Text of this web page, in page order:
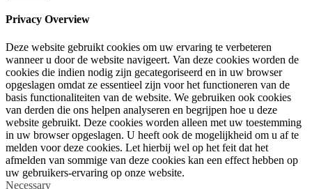
Privacy Overview
Deze website gebruikt cookies om uw ervaring te verbeteren
wanneer u door de website navigeert. Van deze cookies worden de
cookies die indien nodig zijn gecategoriseerd en in uw browser
opgeslagen omdat ze essentieel zijn voor het functioneren van de
basis functionaliteiten van de website. We gebruiken ook cookies
van derden die ons helpen analyseren en begrijpen hoe u deze
website gebruikt. Deze cookies worden alleen met uw toestemming
in uw browser opgeslagen. U heeft ook de mogelijkheid om u af te
melden voor deze cookies. Let hierbij wel op het feit dat het
afmelden van sommige van deze cookies kan een effect hebben op
uw gebruikers-ervaring op onze website.
Necessary